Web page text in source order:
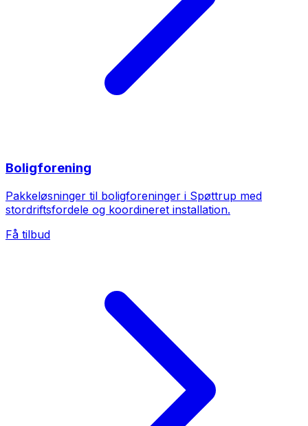
Boligforening
Pakkeløsninger til boligforeninger i Spøttrup med
stordriftsfordele og koordineret installation.
Få tilbud